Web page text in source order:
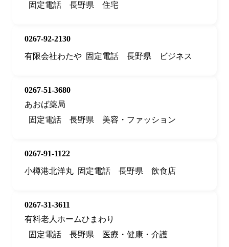
固定電話 長野県 住宅
0267-92-2130
有限会社わたや 固定電話 長野県 ビジネス
0267-51-3680
あおば薬局
固定電話
長野県 美容・ファッション
0267-91-1122
小樽港北洋丸 固定電話 長野県 飲食店
0267-31-3611
有料老人ホームひまわり
固定電話
長野県 医療・健康・介護